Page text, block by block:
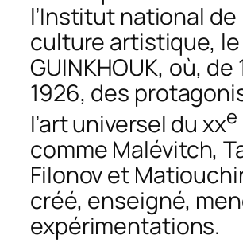
l’Institut national de
culture artistique, le
GUINKHOUK, où, de
1926, des
l’art universel du xxe
comme Malévitch,
Filonov et
créé, enseigné,
expérimentations.